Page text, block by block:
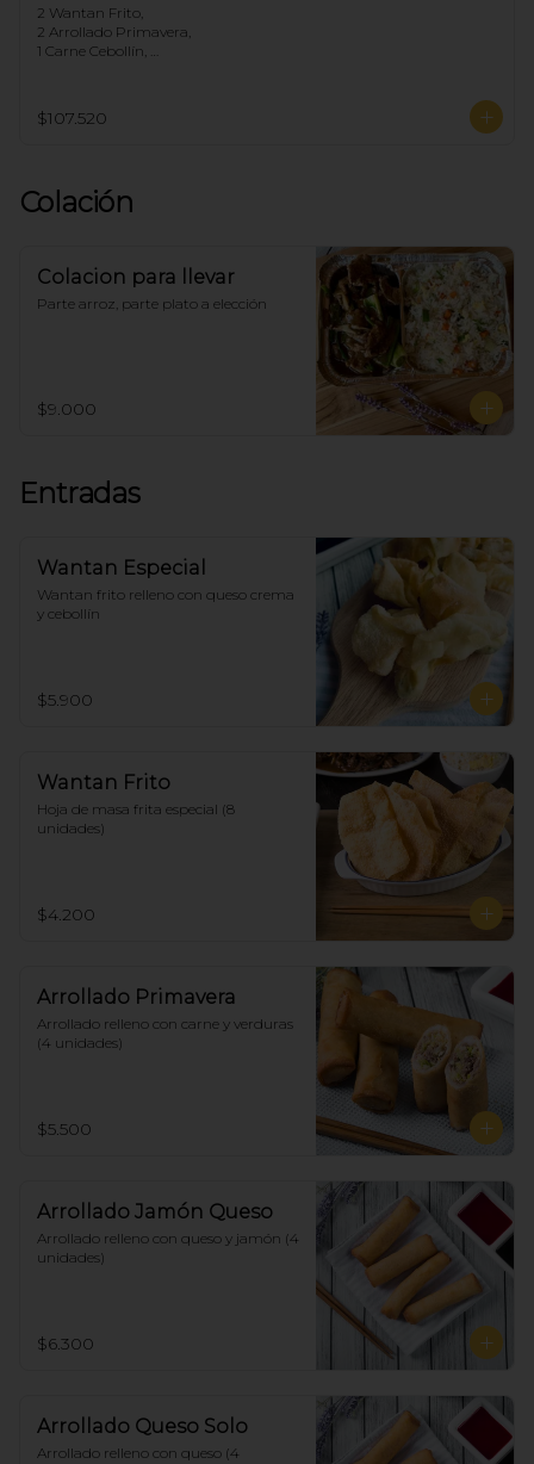
2 Wantan Frito,
2 Arrollado Primavera,
1 Carne Cebollín,
1 Chapsui Especial,
1 Arrollado de Marisco,
$107.520
Colación
Colacion para llevar
Parte arroz, parte plato a elección
$9.000
Entradas
Wantan Especial
Wantan frito relleno con queso crema
y cebollín
$5.900
Wantan Frito
Hoja de masa frita especial (8
unidades)
$4.200
Arrollado Primavera
Arrollado relleno con carne y verduras
(4 unidades)
$5.500
Arrollado Jamón Queso
Arrollado relleno con queso y jamón (4
unidades)
$6.300
Arrollado Queso Solo
Arrollado relleno con queso (4